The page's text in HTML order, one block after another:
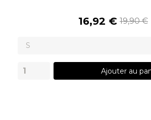
16,92 € 19,90 €
Ajouter au